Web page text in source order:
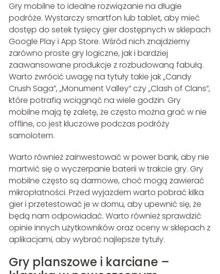
Gry mobilne to idealne rozwiązanie na długie
podróże. Wystarczy smartfon lub tablet, aby mieć
dostęp do setek tysięcy gier dostępnych w sklepach
Google Play i App Store. Wśród nich znajdziemy
zarówno proste gry logiczne, jak i bardziej
zaawansowane produkcje z rozbudowaną fabułą.
Warto zwrócić uwagę na tytuły takie jak „Candy
Crush Saga”, „Monument Valley” czy „Clash of Clans”,
które potrafią wciągnąć na wiele godzin. Gry
mobilne mają tę zaletę, że często można grać w nie
offline, co jest kluczowe podczas podróży
samolotem.
Warto również zainwestować w power bank, aby nie
martwić się o wyczerpanie baterii w trakcie gry. Gry
mobilne często są darmowe, choć mogą zawierać
mikropłatności. Przed wyjazdem warto pobrać kilka
gier i przetestować je w domu, aby upewnić się, że
będą nam odpowiadać. Warto również sprawdzić
opinie innych użytkowników oraz oceny w sklepach z
aplikacjami, aby wybrać najlepsze tytuły.
Gry planszowe i karciane –